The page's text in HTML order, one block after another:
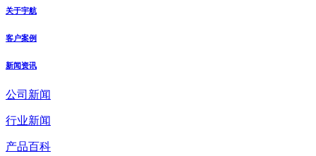
关于宇航
客户案例
新闻资讯
公司新闻
行业新闻
产品百科